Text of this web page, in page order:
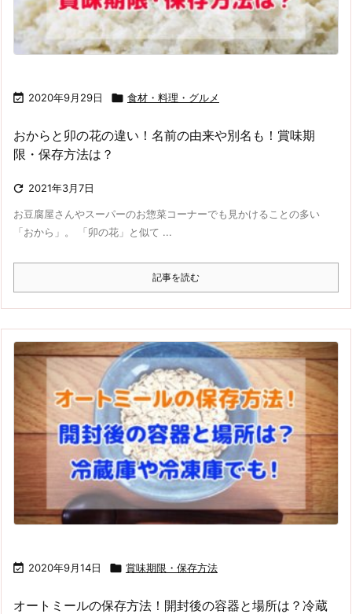
 2020年9月29日  食材・料理・グルメ
おからと卯の花の違い！名前の由来や別名も！賞味期
限・保存方法は？
 2021年3月7日
お豆腐屋さんやスーパーのお惣菜コーナーでも見かけることの多い
「おから」。 「卯の花」と似て ...
記事を読む
 2020年9月14日  賞味期限・保存方法
オートミールの保存方法！開封後の容器と場所は？冷蔵